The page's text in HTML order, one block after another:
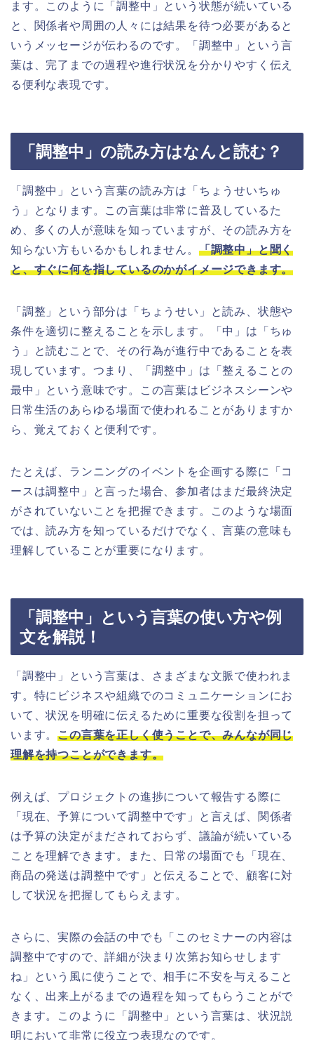
ます。このように「調整中」という状態が続いている
と、関係者や周囲の人々には結果を待つ必要があると
いうメッセージが伝わるのです。「調整中」という言
葉は、完了までの過程や進行状況を分かりやすく伝え
る便利な表現です。
「調整中」の読み方はなんと読む？
「調整中」という言葉の読み方は「ちょうせいちゅ
う」となります。この言葉は非常に普及しているた
め、多くの人が意味を知っていますが、その読み方を
知らない方もいるかもしれません。 「調整中」と聞く
と、すぐに何を指しているのかがイメージできます。
「調整」という部分は「ちょうせい」と読み、状態や
条件を適切に整えることを示します。「中」は「ちゅ
う」と読むことで、その行為が進行中であることを表
現しています。つまり、「調整中」は「整えることの
最中」という意味です。この言葉はビジネスシーンや
日常生活のあらゆる場面で使われることがありますか
ら、覚えておくと便利です。
たとえば、ランニングのイベントを企画する際に「コ
ースは調整中」と言った場合、参加者はまだ最終決定
がされていないことを把握できます。このような場面
では、読み方を知っているだけでなく、言葉の意味も
理解していることが重要になります。
「調整中」という言葉の使い方や例
文を解説！
「調整中」という言葉は、さまざまな文脈で使われま
す。特にビジネスや組織でのコミュニケーションにお
いて、状況を明確に伝えるために重要な役割を担って
います。この言葉を正しく使うことで、みんなが同じ
理解を持つことができます。
例えば、プロジェクトの進捗について報告する際に
「現在、予算について調整中です」と言えば、関係者
は予算の決定がまだされておらず、議論が続いている
ことを理解できます。また、日常の場面でも「現在、
商品の発送は調整中です」と伝えることで、顧客に対
して状況を把握してもらえます。
さらに、実際の会話の中でも「このセミナーの内容は
調整中ですので、詳細が決まり次第お知らせします
ね」という風に使うことで、相手に不安を与えること
なく、出来上がるまでの過程を知ってもらうことがで
きます。このように「調整中」という言葉は、状況説
明において非常に役立つ表現なのです。